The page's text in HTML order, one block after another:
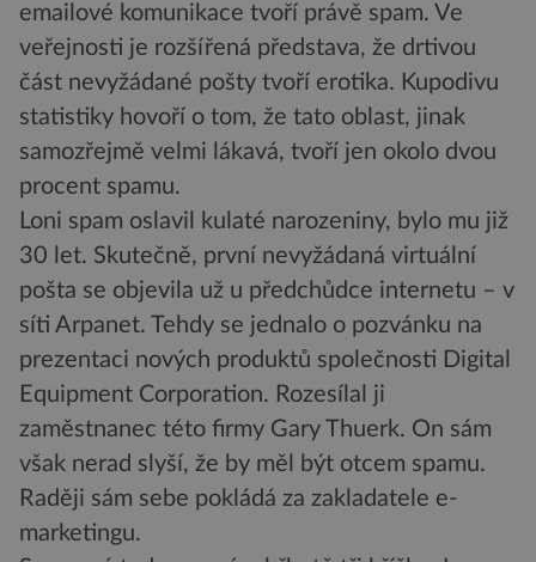
emailové komunikace tvoří právě spam. Ve
veřejnosti je rozšířená představa, že drtivou
část nevyžádané pošty tvoří erotika. Kupodivu
statistiky hovoří o tom, že tato oblast, jinak
samozřejmě velmi lákavá, tvoří jen okolo dvou
procent spamu.
Loni spam oslavil kulaté narozeniny, bylo mu již
30 let. Skutečně, první nevyžádaná virtuální
pošta se objevila už u předchůdce internetu – v
síti Arpanet. Tehdy se jednalo o pozvánku na
prezentaci nových produktů společnosti Digital
Equipment Corporation. Rozesílal ji
zaměstnanec této firmy Gary Thuerk. On sám
však nerad slyší, že by měl být otcem spamu.
Raději sám sebe pokládá za zakladatele e-
marketingu.